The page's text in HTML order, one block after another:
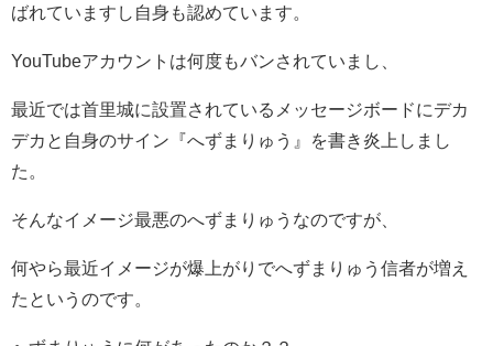
ばれていますし自身も認めています。
YouTubeアカウントは何度もバンされていまし、
最近では首里城に設置されているメッセージボードにデカ
デカと自身のサイン『へずまりゅう』を書き炎上しまし
た。
そんなイメージ最悪のへずまりゅうなのですが、
何やら最近イメージが爆上がりでへずまりゅう信者が増え
たというのです。